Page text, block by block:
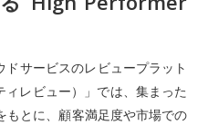
サービスのレビュープラット
レビュー）」では、集まった
もとに、顧客満足度や市場での